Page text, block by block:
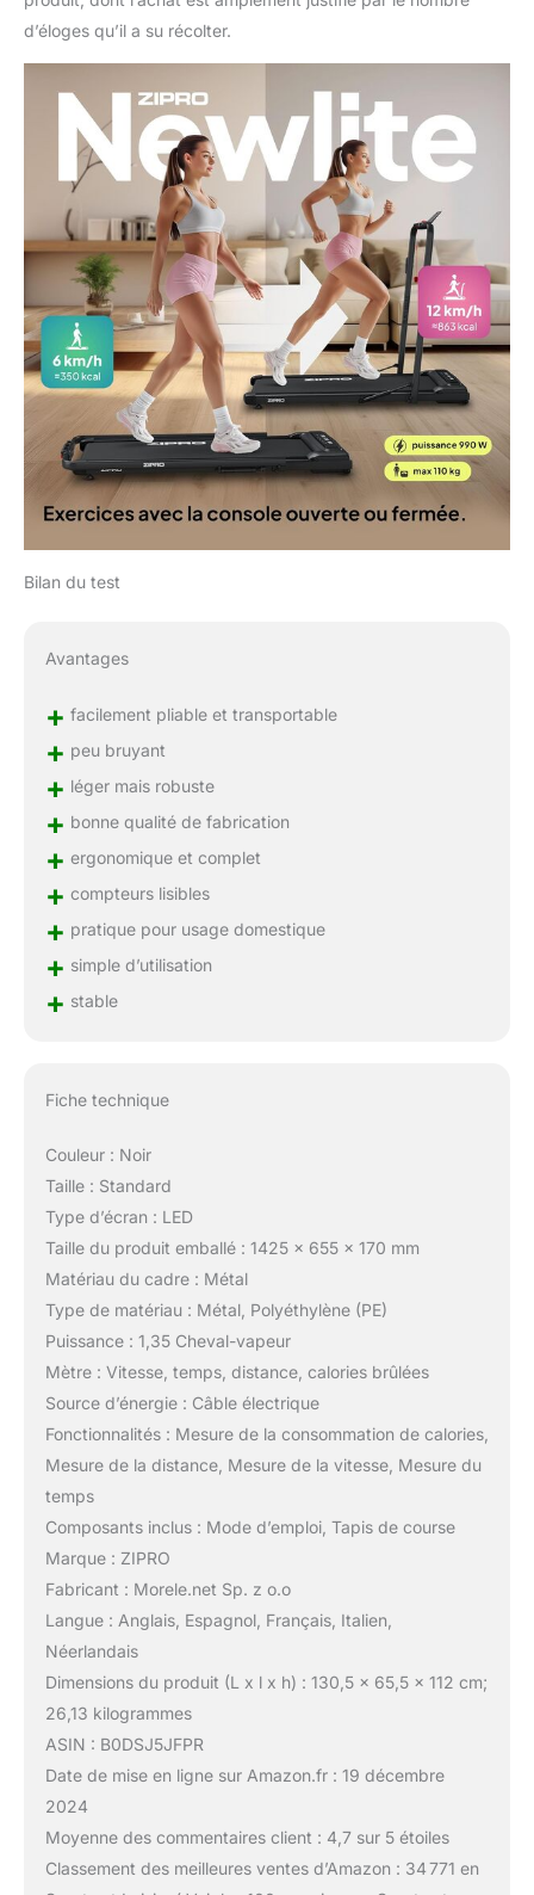
d’éloges qu’il a su récolter.
Bilan du test
Avantages
+ facilement pliable et transportable
+ peu bruyant
+ léger mais robuste
+ bonne qualité de fabrication
+ ergonomique et complet
+ compteurs lisibles
+ pratique pour usage domestique
+ simple d’utilisation
+ stable
Fiche technique
Couleur : Noir
Taille : Standard
Type d’écran : LED
Taille du produit emballé : 1425 x 655 x 170 mm
Matériau du cadre : Métal
Type de matériau : Métal, Polyéthylène (PE)
Puissance : 1,35 Cheval-vapeur
Mètre : Vitesse, temps, distance, calories brûlées
Source d’énergie : Câble électrique
Fonctionnalités : Mesure de la consommation de calories,
Mesure de la distance, Mesure de la vitesse, Mesure du
temps
Composants inclus : Mode d’emploi, Tapis de course
Marque : ZIPRO
Fabricant : Morele.net Sp. z o.o
Langue : Anglais, Espagnol, Français, Italien,
Néerlandais
Dimensions du produit (L x l x h) : 130,5 x 65,5 x 112 cm;
26,13 kilogrammes
ASIN : B0DSJ5JFPR
Date de mise en ligne sur Amazon.fr : 19 décembre
2024
Moyenne des commentaires client : 4,7 sur 5 étoiles
Classement des meilleures ventes d’Amazon : 34 771 en